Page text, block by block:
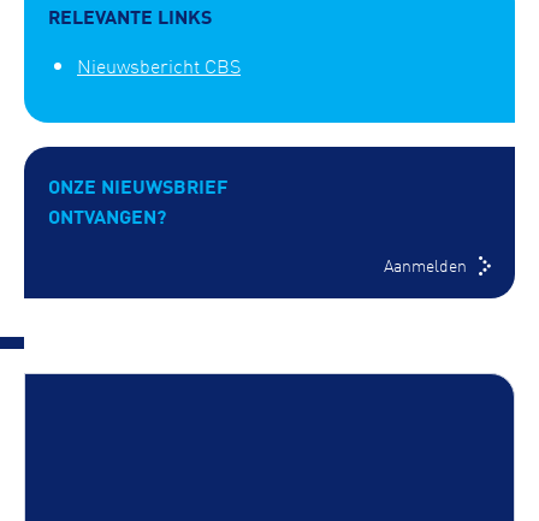
RELEVANTE LINKS
Nieuwsbericht CBS
ONZE NIEUWSBRIEF
ONTVANGEN?
Aanmelden